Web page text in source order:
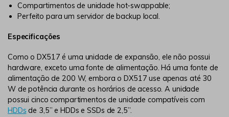
Compartimentos de unidade hot-swappable;
Perfeito para um servidor de backup local.
Especificações
Como o DX517 é uma unidade de expansão, ele não possui
hardware, exceto uma fonte de alimentação. Há uma fonte de
alimentação de 200 W, embora o DX517 use apenas até 30
W de potência durante os horários de acesso. A unidade
possui cinco compartimentos de unidade compatíveis com
HDDs de 3,5” e HDDs e SSDs de 2,5”.